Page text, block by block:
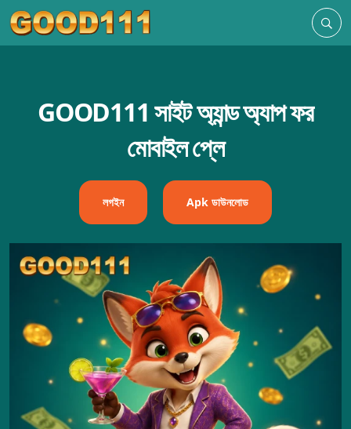
GOOD111 সাইট অ্যান্ড অ্যাপ ফর
মোবাইল প্লে
লগইন Apk ডাউনলোড